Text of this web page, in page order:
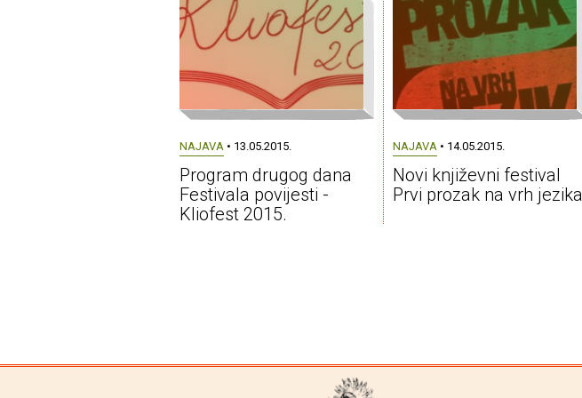
NAJAVA • 13.05.2015.
Program drugog dana
Festivala povijesti -
Kliofest 2015.
NAJAVA • 14.05.2015.
Novi književni festival
Prvi prozak na vrh jezika